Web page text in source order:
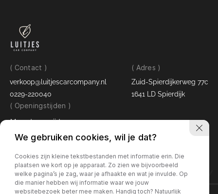
( Contact )
verkoop@luitjescarcompany.nl
0229-220040
( Adres )
Zuid-Spierdijkerweg 77c
1641 LD Spierdijk
( Openingstijden )
Maandag - vrijdag:09:00 - 17:30 uur
Zaterdag:
09:00 - 16:00 uur
LUITJES CAR COMPANY
We gebruiken cookies, wil je dat?
Cookies zijn kleine tekstbestanden met informatie erin. Die
plaatsen we kort op je apparaat. Zo zien we bijvoorbeeld
welke pagina’s je zag, waar je afhaakte en wat je invulde. Op
die manier hebben wij informatie waar we jouw
websitebezoek beter mee maken. Handig toch? Natuurlijk